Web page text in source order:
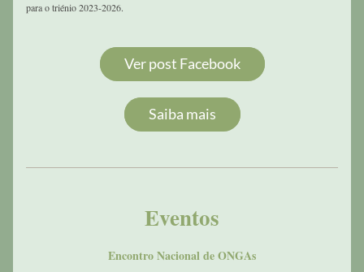
para o triénio 2023-2026.
Ver post Facebook
Saiba mais
Eventos
Encontro Nacional de ONGAs